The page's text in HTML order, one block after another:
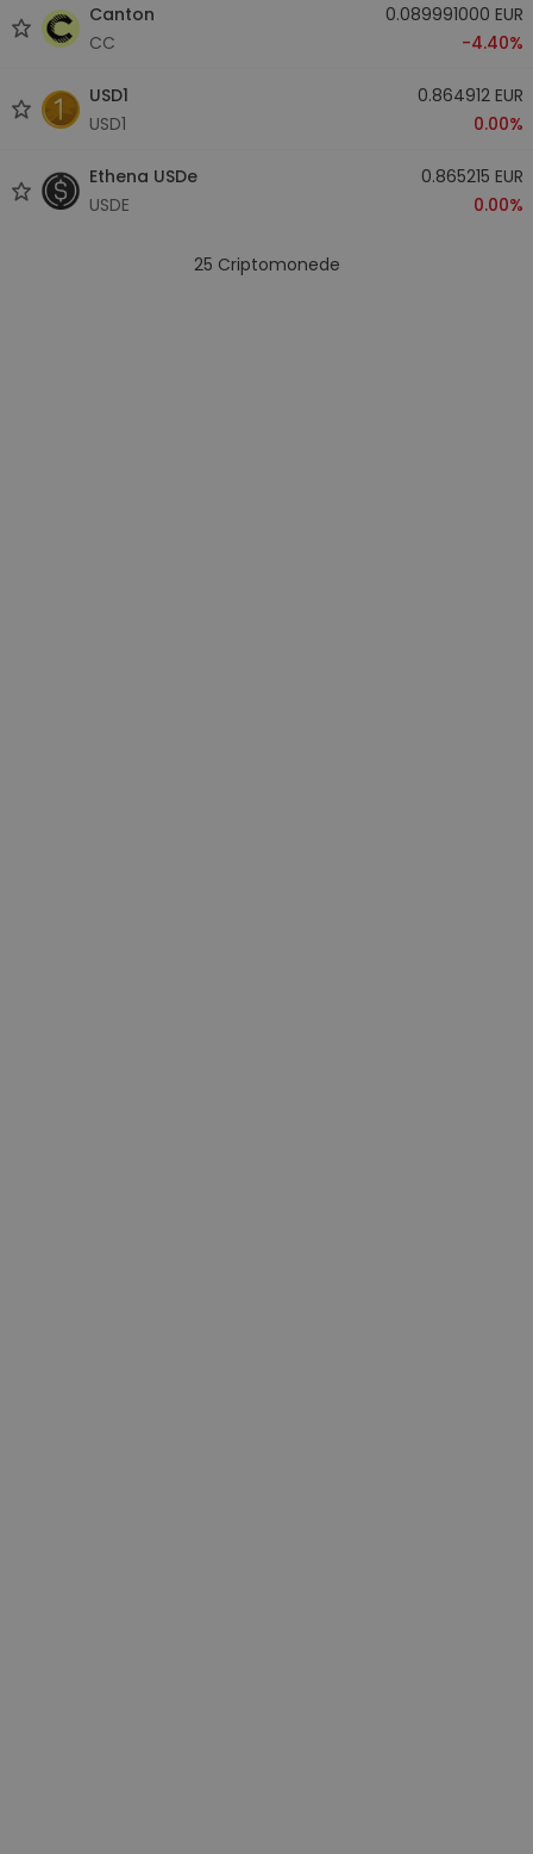
Canton
CC
0.089991000 EUR
-4.40%
USD1
USD1
0.864912 EUR
0.00%
Ethena USDe
USDE
0.865215 EUR
0.00%
25 Criptomonede